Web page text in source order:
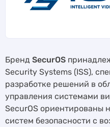
Бренд SecurOS
Security Systems (ISS),
разработке решений в
управления системами
SecurOS ориентированы
систем безопасности с